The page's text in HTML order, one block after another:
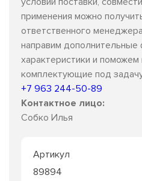
применения можно
ответственного
направим
характеристики и
комплектующие под
+7 963 244-50-89
Контактное лицо:
Собко Илья
Артикул
89894